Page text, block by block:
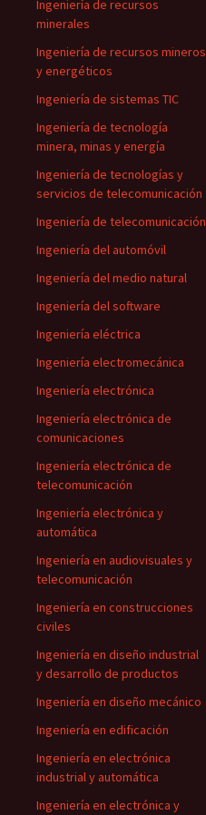
Ingeniería de recursos
minerales
Ingeniería de recursos mineros
y energéticos
Ingeniería de sistemas TIC
Ingeniería de tecnología
minera, minas y energía
Ingeniería de tecnologías y
servicios de telecomunicación
Ingeniería de telecomunicación
Ingeniería del automóvil
Ingeniería del medio natural
Ingeniería del software
Ingeniería eléctrica
Ingeniería electromecánica
Ingeniería electrónica
Ingeniería electrónica de
comunicaciones
Ingeniería electrónica de
telecomunicación
Ingeniería electrónica y
automática
Ingeniería en audiovisuales y
telecomunicación
Ingeniería en construcciones
civiles
Ingeniería en diseño industrial
y desarrollo de productos
Ingeniería en diseño mecánico
Ingeniería en edificación
Ingeniería en electrónica
industrial y automática
Ingeniería en electrónica y